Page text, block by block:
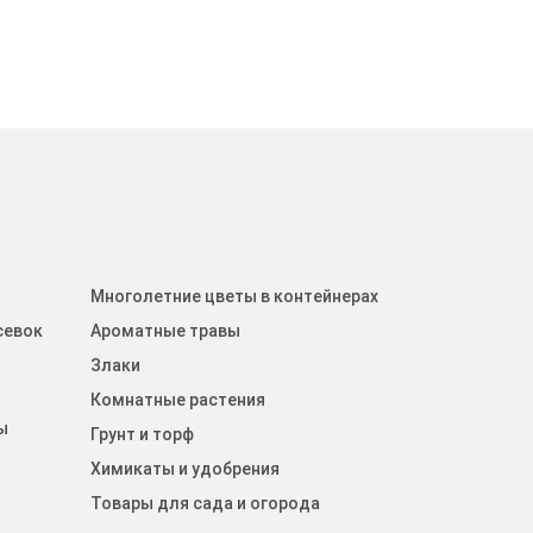
Многолетние цветы в контейнерах
Ароматные травы
Злаки
Комнатные растения
Грунт и торф
Химикаты и удобрения
Товары для сада и огорода